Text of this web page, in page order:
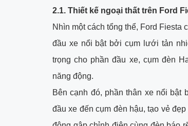
2.1. Thiết kế ngoại thất trên Ford
Nhìn một cách tổng thể, Ford Fiesta
đầu xe nổi bật bởi cụm lưới tản
trọng cho phần đầu xe, cụm đèn
năng động.
Bên cạnh đó, phần thân xe nổi
đầu xe đến cụm đèn hậu, tạo vẻ